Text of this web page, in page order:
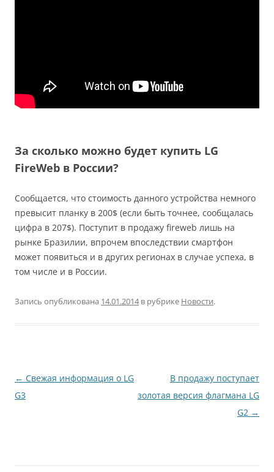
За сколько можно будет купить LG
FireWeb в России?
Сообщается, что стоимость данного устройства немного
превысит планку в 200$ (если быть точнее, сообщалась
цифра в 207$). Поступит в продажу fireweb лишь на
рынке Бразилии, впрочем впоследствии смартфон
может появиться и в других регионах в случае успеха, в
том числе и в России.
Запись опубликована 14.01.2014в рубрике Новости.
Навигация
по
← Свежая информация о LG
G3
В продажу поступает
золотая версия флагмана LG
G2 →